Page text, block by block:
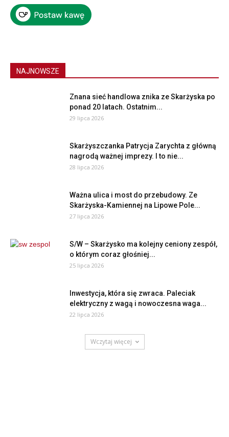
NAJNOWSZE
Znana sieć handlowa znika ze Skarżyska po
ponad 20 latach. Ostatnim...
29 lipca 2026
Skarżyszczanka Patrycja Zarychta z główną
nagrodą ważnej imprezy. I to nie...
28 lipca 2026
Ważna ulica i most do przebudowy. Ze
Skarżyska-Kamiennej na Lipowe Pole...
27 lipca 2026
S/W – Skarżysko ma kolejny ceniony zespół,
o którym coraz głośniej...
25 lipca 2026
Inwestycja, która się zwraca. Paleciak
elektryczny z wagą i nowoczesna waga...
22 lipca 2026
Wczytaj więcej